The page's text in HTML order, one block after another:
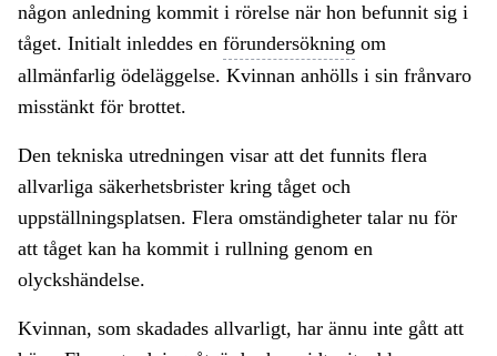
någon anledning kommit i rörelse när hon befunnit sig i
tåget. Initialt inleddes en förundersökning om
allmänfarlig ödeläggelse. Kvinnan anhölls i sin frånvaro
misstänkt för brottet.
Den tekniska utredningen visar att det funnits flera
allvarliga säkerhetsbrister kring tåget och
uppställningsplatsen. Flera omständigheter talar nu för
att tåget kan ha kommit i rullning genom en
olyckshändelse.
Kvinnan, som skadades allvarligt, har ännu inte gått att